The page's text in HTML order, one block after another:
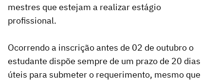
mestres que estejam a realizar estágio
profissional.
Ocorrendo a inscrição antes de 02 de outubro o
estudante dispõe sempre de um prazo de 20 dias
úteis para submeter o requerimento, mesmo que